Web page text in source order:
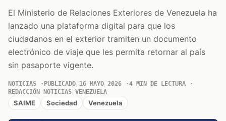
El Ministerio de Relaciones Exteriores de Venezuela ha
lanzado una plataforma digital para que los
ciudadanos en el exterior tramiten un documento
electrónico de viaje que les permita retornar al país
sin pasaporte vigente.
NOTICIAS PUBLICADO 16 MAYO 2026
4 MIN DE LECTURA
REDACCIÓN NOTICIAS VENEZUELA
SAIME Sociedad Venezuela